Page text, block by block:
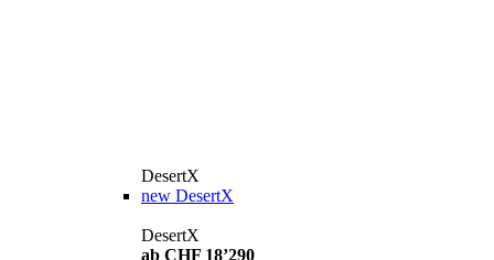
DesertX
new DesertX
DesertX
ab CHF 18’290